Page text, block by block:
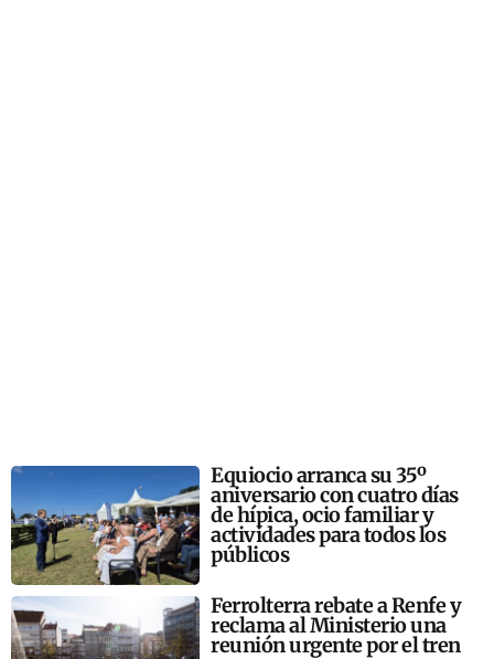
Equiocio arranca su 35º
aniversario con cuatro días
de hípica, ocio familiar y
actividades para todos los
públicos
Ferrolterra rebate a Renfe y
reclama al Ministerio una
reunión urgente por el tren